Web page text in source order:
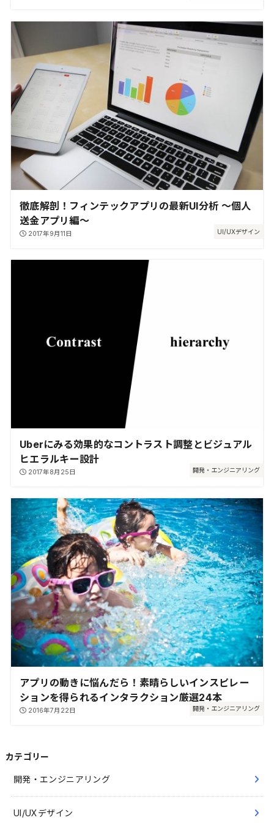
UI/UXデザイン
徹底解剖！フィンテックアプリの最新UI分析 ～個人
送金アプリ編～
2017年9月11日
開発・エンジニアリング
Uberにみる効果的なコントラスト調整とビジュアル
ヒエラルキー設計
2017年8月25日
開発・エンジニアリング
アプリの動きに悩んだら！素晴らしいインスピレー
ションを得られるインタラクション厳選24本
2016年7月22日
カテゴリー
開発・エンジニアリング
UI/UXデザイン